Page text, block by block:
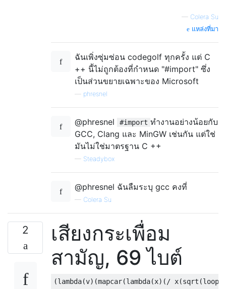
— Colera Su
แหล่งที่มา
ฉันเพิ่งซุ่มซ่อน codegolf ทุกครั้ง แต่ C
++ นี้ไม่ถูกต้องที่กำหนด "#import" ซึ่ง
เป็นส่วนขยายเฉพาะของ Microsoft
phresnel
@phresnel #import ทำงานอย่างน้อยกับ
GCC, Clang และ MinGW เช่นกัน แต่ใช่
มันไม่ใช่มาตรฐาน C ++
— Steadybox
@phresnel ฉันลืมระบุ gcc คงที่
— Colera Su
2
เสียงกระเพื่อม
สามัญ, 69 ไบต์